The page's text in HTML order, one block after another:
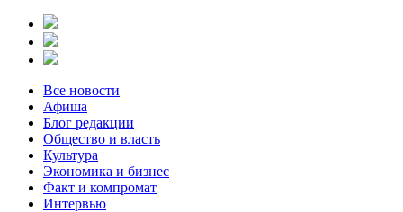
Все новости
Афиша
Блог редакции
Общество и власть
Культура
Экономика и бизнес
Факт и компромат
Интервью